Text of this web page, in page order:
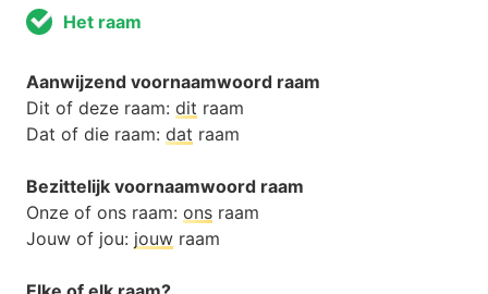
Het raam
Aanwijzend voornaamwoord raam
Dit of deze raam: dit raam
Dat of die raam: dat raam
Bezittelijk voornaamwoord raam
Onze of ons raam: ons raam
Jouw of jou: jouw raam